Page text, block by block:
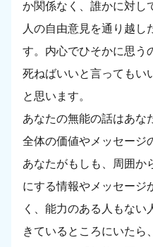
か関係なく、誰かに対し
人の自由意見を通り越し
す。内心でひそかに思う
死ねばいいと言ってもい
と思います。
あなたの無能の話はあな
全体の価値やメッセージ
あなたがもしも、周囲か
にする情報やメッセージ
く、能力のある人もない
きているところにいたら